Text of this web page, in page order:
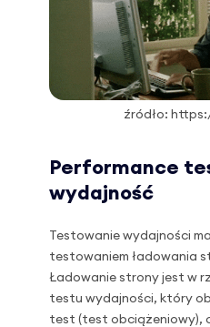
źródło:
Performance
wydajność
Testowanie wydajności
testowaniem ładowania
Ładowanie strony jest w
testu wydajności, który
test (test obciążeniowy),